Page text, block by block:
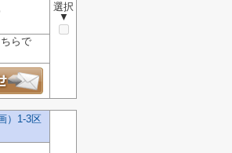
選択
▼
らで
）1-3区